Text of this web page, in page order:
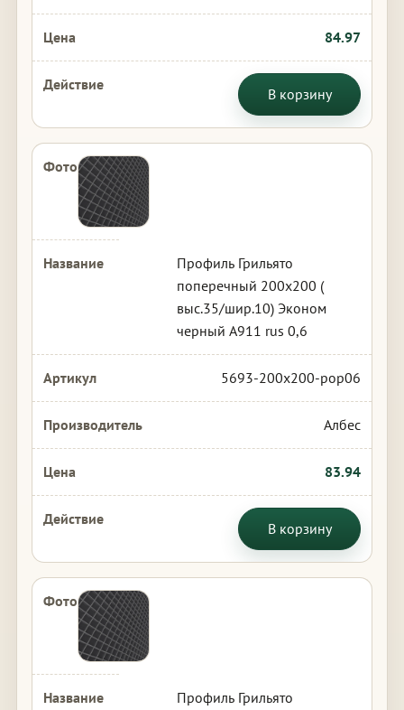
84.97
В корзину
Профиль Грильято
поперечный 200х200 (
выс.35/шир.10) Эконом
черный А911 rus 0,6
5693-200x200-pop06
Албес
83.94
В корзину
Профиль Грильято